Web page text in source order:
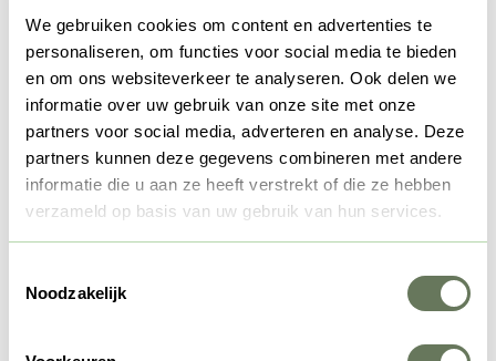
We gebruiken cookies om content en advertenties te
personaliseren, om functies voor social media te bieden
en om ons websiteverkeer te analyseren. Ook delen we
informatie over uw gebruik van onze site met onze
partners voor social media, adverteren en analyse. Deze
partners kunnen deze gegevens combineren met andere
informatie die u aan ze heeft verstrekt of die ze hebben
verzameld op basis van uw gebruik van hun services.
Noodzakelijk
Falls Du auf der Suche nach einem schönen Platz für ein
Restaurant bist, können wir dir folgende Gaststätten in der
Nähe von 'Koe in de Kost' auf Grundlage von Tips von
unseren Feriengästen empfehlen.
Brasserie Dertien
befindet sich im Zentrum von Heeten
und ist einfach mit dem Fahrrad zu erreichen. Zaal
Main Schalkhaar, ist ein kleine Fahrstrecke entfernt, aber
't Pannekoekhuis Lettelein